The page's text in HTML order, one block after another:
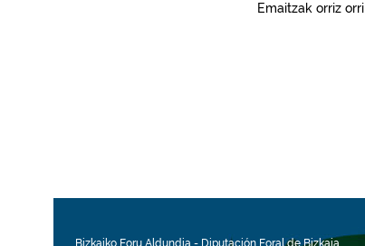
Emaitzak orriz orri